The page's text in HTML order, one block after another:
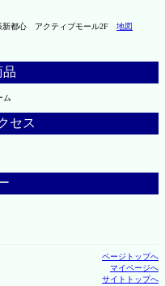
新都心 アクティブモール2F 地図
品
ム
セス
ページトップへ
マイページへ
サイトトップへ